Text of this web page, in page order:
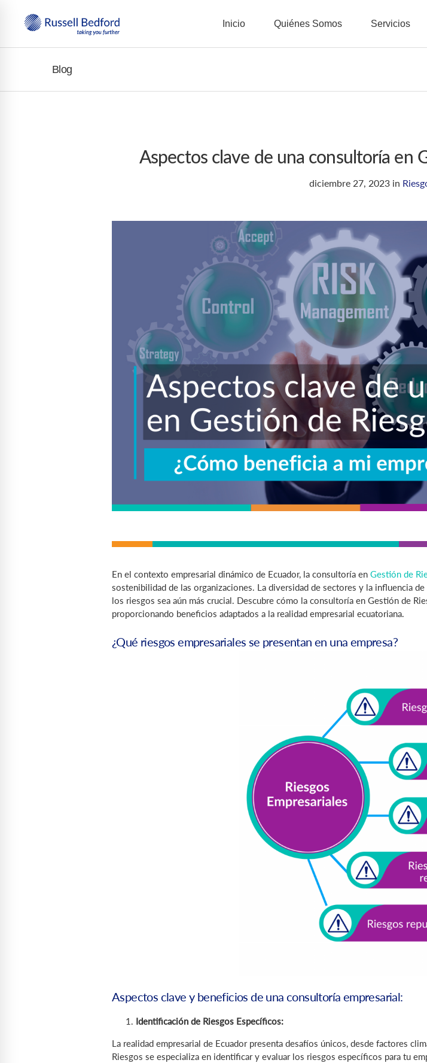
Inicio Quiénes Somos Servicios
Blog
Aspectos clave de una consultoría en
diciembre 27, 2023in
En el contexto empresarial dinámico de Ecuador, la consultoría en Gestión de
sostenibilidad de las organizaciones. La diversidad de sectores y la influencia
los riesgos sea aún más crucial. Descubre cómo la consultoría en Gestión de
proporcionando beneficios adaptados a la realidad empresarial ecuatoriana.
¿Qué riesgos empresariales se presentan en una empresa?
Aspectos clave y beneficios de una consultoría empresarial:
Identificación de Riesgos Específicos:
La realidad empresarial de Ecuador presenta desafíos únicos, desde factores
Riesgos se especializa en identificar y evaluar los riesgos específicos para tu